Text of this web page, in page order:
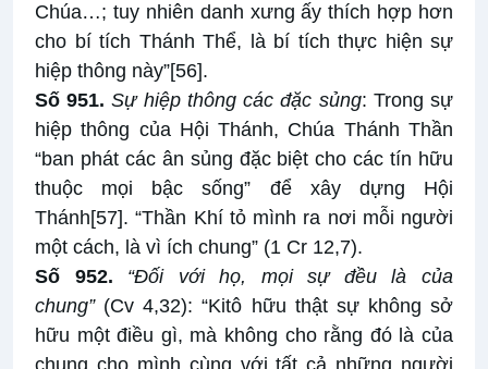
Chúa…; tuy nhiên danh xưng ấy thích hợp hơn
cho bí tích Thánh Thể, là bí tích thực hiện sự
hiệp thông này”[56].
Số 951. Sự hiệp thông các đặc sủng: Trong sự
hiệp thông của Hội Thánh, Chúa Thánh Thần
“ban phát các ân sủng đặc biệt cho các tín hữu
thuộc mọi bậc sống” để xây dựng Hội
Thánh[57]. “Thần Khí tỏ mình ra nơi mỗi người
một cách, là vì ích chung” (1 Cr 12,7).
Số 952. “Đối với họ, mọi sự đều là của
chung”(Cv 4,32): “Kitô hữu thật sự không sở
hữu một điều gì, mà không cho rằng đó là của
chung cho mình cùng với tất cả những người